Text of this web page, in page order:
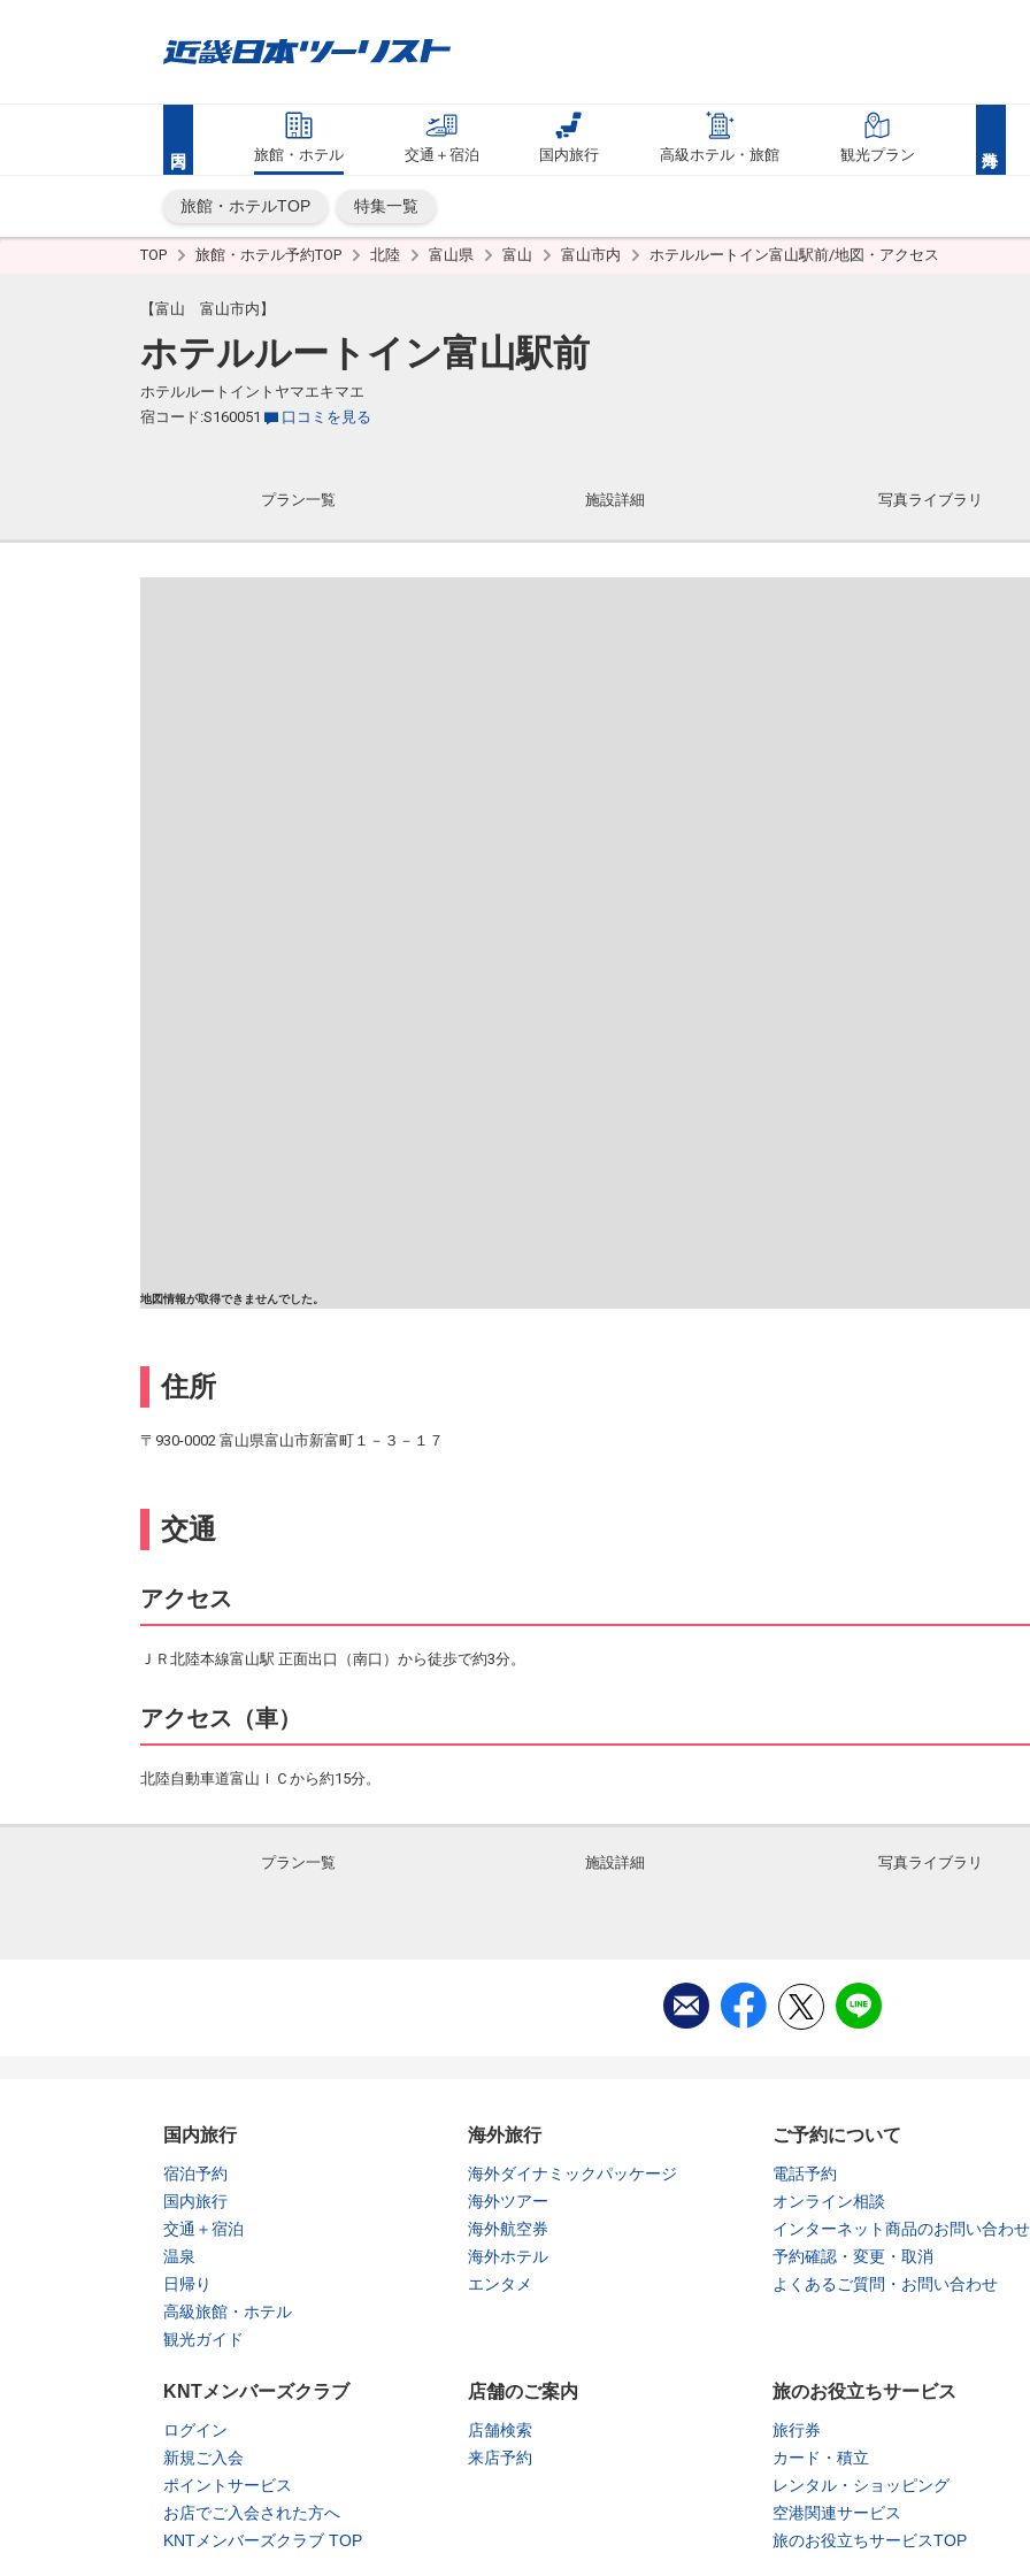
旅館・ホテル 交通＋宿泊 国内旅行 高級ホテル・旅館 観光プラン
旅館・ホテルTOP 特集一覧
TOP 旅館・ホテル予約TOP 北陸 富山県 富山 富山市内 ホテルルートイン富山駅前/地図・アクセス
【富山 富山市内】
ホテルルートイン富山駅前
ホテルルートイントヤマエキマエ
宿コード:S160051
口コミを見る
プラン一覧 施設詳細 写真ライブラリ
地図情報が取得できませんでした。
住所
〒930-0002 富山県富山市新富町１－３－１７
交通
アクセス
ＪＲ北陸本線富山駅 正面出口（南口）から徒歩で約3分。
アクセス（車）
北陸自動車道富山ＩＣから約15分。
プラン一覧 施設詳細 写真ライブラリ
国内旅行
宿泊予約
国内旅行
交通＋宿泊
温泉
日帰り
高級旅館・ホテル
観光ガイド
海外旅行
海外ダイナミックパッケージ
海外ツアー
海外航空券
海外ホテル
エンタメ
ご予約について
電話予約
オンライン相談
インターネット商品のお問い合わせ
予約確認・変更・取消
よくあるご質問・お問い合わせ
KNTメンバーズクラブ
ログイン
新規ご入会
ポイントサービス
お店でご入会された方へ
KNTメンバーズクラブ TOP
店舗のご案内
店舗検索
来店予約
旅のお役立ちサービス
旅行券
カード・積立
レンタル・ショッピング
空港関連サービス
旅のお役立ちサービスTOP